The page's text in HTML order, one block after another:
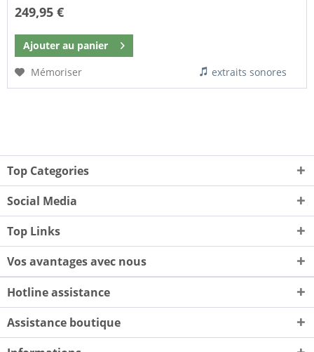
249,95 €
Ajouter au panier
Mémoriser
extraits sonores
Top Categories
Social Media
Top Links
Vos avantages avec nous
Hotline assistance
Assistance boutique